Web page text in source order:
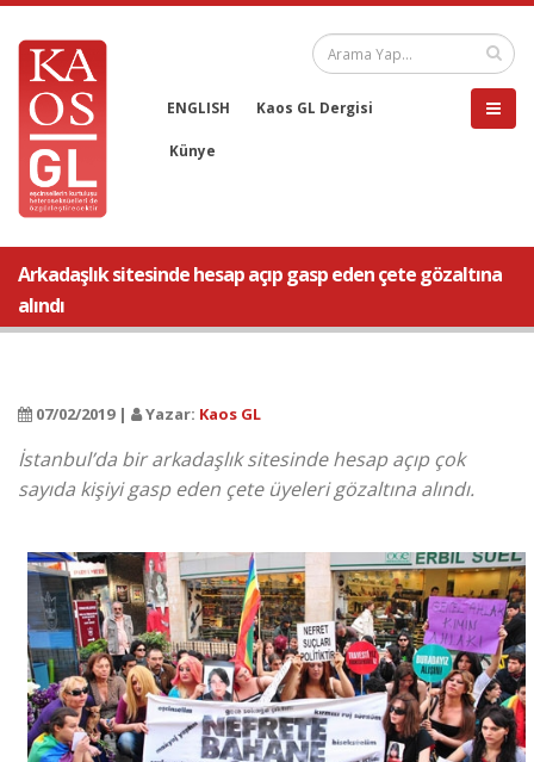
ENGLISH Kaos GL Dergisi
Künye
Arkadaşlık sitesinde hesap açıp gasp eden çete gözaltına
alındı
07/02/2019 | Yazar: Kaos GL
İstanbul’da bir arkadaşlık sitesinde hesap açıp çok
sayıda kişiyi gasp eden çete üyeleri gözaltına alındı.